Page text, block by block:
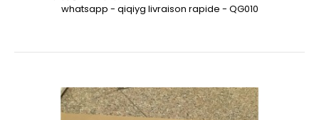
whatsapp - qiqiyg livraison rapide - QG010